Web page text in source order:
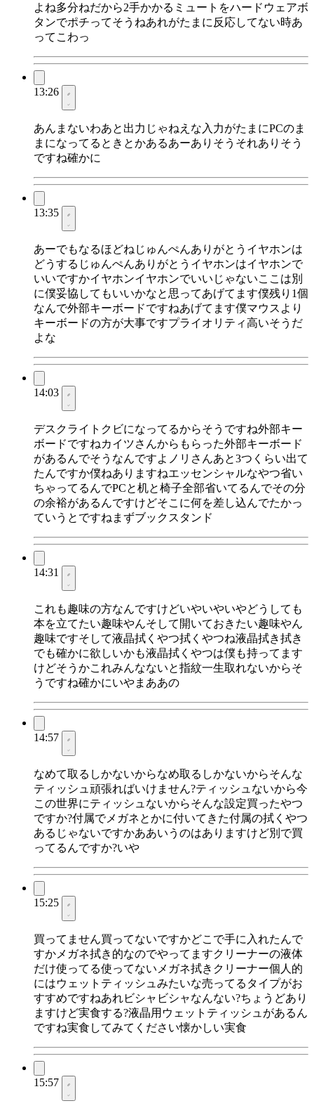
よね多分ねだから2手かかるミュートをハードウェアボ
タンでポチってそうねあれがたまに反応してない時あ
ってこわっ
13:26
あんまないわあと出力じゃねえな入力がたまにPCのま
まになってるときとかあるあーありそうそれありそう
ですね確かに
13:35
あーでもなるほどねじゅんぺんありがとうイヤホンは
どうするじゅんぺんありがとうイヤホンはイヤホンで
いいですかイヤホンイヤホンでいいじゃないここは別
に僕妥協してもいいかなと思ってあげてます僕残り1個
なんで外部キーボードですねあげてます僕マウスより
キーボードの方が大事ですプライオリティ高いそうだ
よな
14:03
デスクライトクビになってるからそうですね外部キー
ボードですねカイツさんからもらった外部キーボード
があるんでそうなんですよノリさんあと3つくらい出て
たんですか僕ねありますねエッセンシャルなやつ省い
ちゃってるんでPCと机と椅子全部省いてるんでその分
の余裕があるんですけどそこに何を差し込んでたかっ
ていうとですねまずブックスタンド
14:31
これも趣味の方なんですけどいやいやいやどうしても
本を立てたい趣味やんそして開いておきたい趣味やん
趣味ですそして液晶拭くやつ拭くやつね液晶拭き拭き
でも確かに欲しいかも液晶拭くやつは僕も持ってます
けどそうかこれみんなないと指紋一生取れないからそ
うですね確かにいやまああの
14:57
なめて取るしかないからなめ取るしかないからそんな
ティッシュ頑張ればいけません?ティッシュないから今
この世界にティッシュないからそんな設定買ったやつ
ですか?付属でメガネとかに付いてきた付属の拭くやつ
あるじゃないですかああいうのはありますけど別で買
ってるんですか?いや
15:25
買ってません買ってないですかどこで手に入れたんで
すかメガネ拭き的なのでやってますクリーナーの液体
だけ使ってる使ってないメガネ拭きクリーナー個人的
にはウェットティッシュみたいな売ってるタイプがお
すすめですねあれビシャビシャなんない?ちょうどあり
ますけど実食する?液晶用ウェットティッシュがあるん
ですね実食してみてください懐かしい実食
15:57